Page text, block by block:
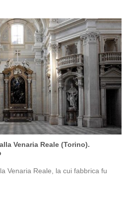
Venaria Reale (Torino).
Venaria Reale, la cui fabbrica fu